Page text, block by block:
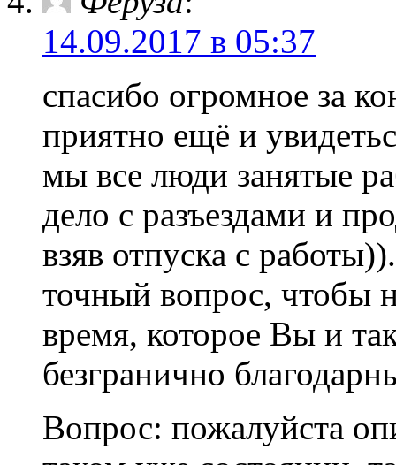
14.09.2017 в 05:37
спасибо огромное за
приятно ещё и
мы все люди занятые
дело с разъездами и
взяв отпуска с
точный вопрос, чтобы
время, которое Вы и
безгранично
Вопрос: пожалуйста